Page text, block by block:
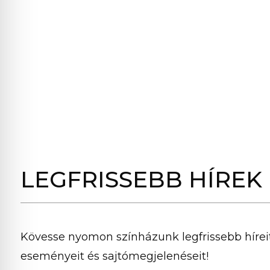
LEGFRISSEBB HÍREK
Kövesse nyomon színházunk legfrissebb
eseményeit és sajtómegjelenéseit!